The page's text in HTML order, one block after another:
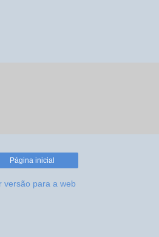
Página inicial
versão para a web